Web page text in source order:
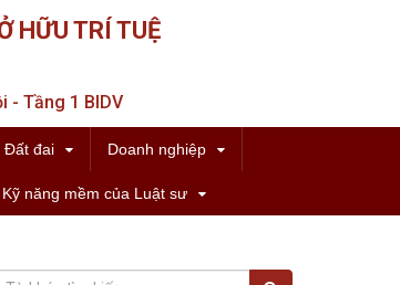
HỮU TRÍ TUỆ
- Tầng 1 BIDV
Đất đai Doanh nghiệp
Kỹ năng mềm của Luật sư